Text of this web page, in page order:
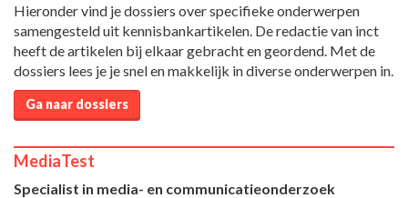
Hieronder vind je dossiers over specifieke onderwerpen
samengesteld uit kennisbankartikelen. De redactie van inct
heeft de artikelen bij elkaar gebracht en geordend. Met de
dossiers lees je je snel en makkelijk in diverse onderwerpen in.
Ga naar dossiers
MediaTest
Specialist in media- en communicatieonderzoek